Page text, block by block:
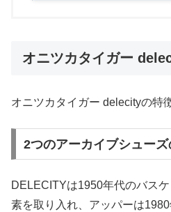
オニツカタイガー
オニツカタイガー delecityの特
2つのアーカイブシュー
DELECITYは1950年代のバス
素を取り入れ、アッパーは